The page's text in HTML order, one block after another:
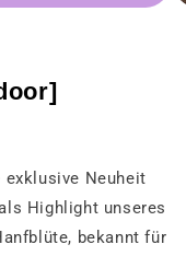
exklusive Neuheit
Highlight unseres
bekannt für